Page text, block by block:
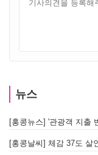
뉴스
[홍콩날씨] 체감 37도 살